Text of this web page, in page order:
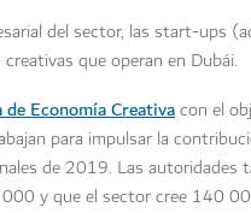
del sector, las start-ups
que operan en Dubái.
Economía Creativacon el
para impulsar la
de 2019. Las autoridades
y que el sector cree 140